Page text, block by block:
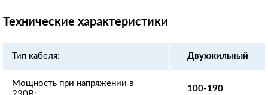
Технические характеристики
Тип кабеля: Двухжильный
Мощность при напряжении в
100-190